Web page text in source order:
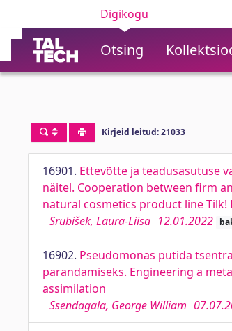
Digikogu
Otsing
Kirjeid leitud: 21033
16901. Ettevõtte ja teadusasutuse
näitel. Cooperation between firm
natural cosmetics product line Tilk!
Srubišek, Laura-Liisa 12.01.2022
16902. Pseudomonas putida
parandamiseks. Engineering a
assimilation
Ssendagala, George William